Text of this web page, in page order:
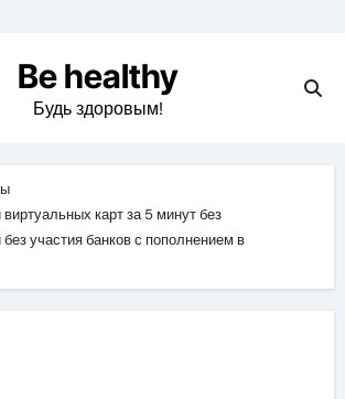
Be healthy
Будь здоровым!
карт за 5 минут без
участия банков с пополнением в